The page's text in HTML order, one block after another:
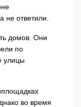
не ответили.
домов. Они
по
улицы
во время